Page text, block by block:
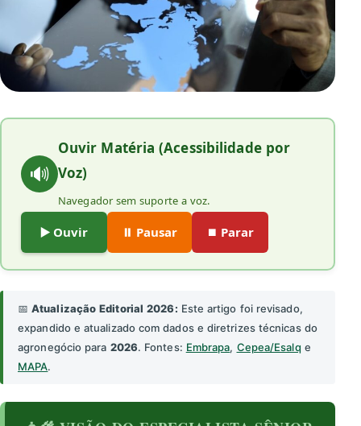
🔊
Ouvir Matéria (Acessibilidade por
Voz)
Navegador sem suporte a voz.
▶️ Ouvir ⏸️ Pausar ⏹️ Parar
📅Atualização Editorial 2026: Este artigo foi revisado,
expandido e atualizado com dados e diretrizes técnicas do
agronegócio para 2026. Fontes: Embrapa, Cepea/Esalq e
MAPA.